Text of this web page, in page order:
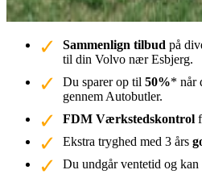
Sammenlign tilbud på
til din Volvo nær Esbjerg.
Du sparer op til 50%* når
gennem Autobutler.
FDM Værkstedskontrol
Ekstra tryghed med 3 års
Du undgår ventetid og